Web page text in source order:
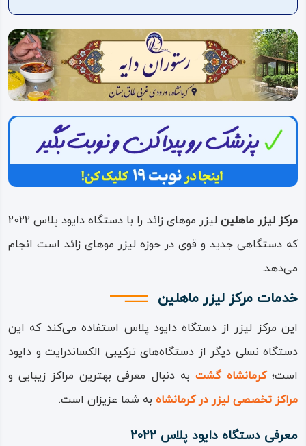
درباره
ما
مرکز لیزر ماهلین
لیزر موهای زائد را با دستگاه دایود پلاس 2022
که دستگاهی جدید و قوی در حوزه لیزر موهای زائد است انجام
می‌دهد.
خدمات مرکز لیزر ماهلین
این مرکز لیزر از دستگاه دایود پلاس استفاده می‌کند که این
دستگاه نسلی دیگر از دستگاه‌های ترکیبی الکساندرایت و دایود
است؛کرمانشاه گشت به دنبال معرفی بهترین مراکز زیبایی و
مراکز تخصصی لیزر در کرمانشاه به شما عزیزان است.
معرفی دستگاه دایود پلاس 2022